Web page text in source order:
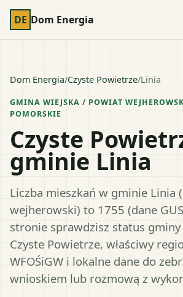
DE Dom Energia
Dom Energia/Czyste Powietrze/Linia
GMINA WIEJSKA / POWIAT
POMORSKIE
Czyste
gminie Linia
Liczba mieszkań w gminie Linia
wejherowski) to 1755 (dane
stronie sprawdzisz status
Czyste Powietrze, właściwy
WFOŚiGW i lokalne dane do
wnioskiem lub rozmową z